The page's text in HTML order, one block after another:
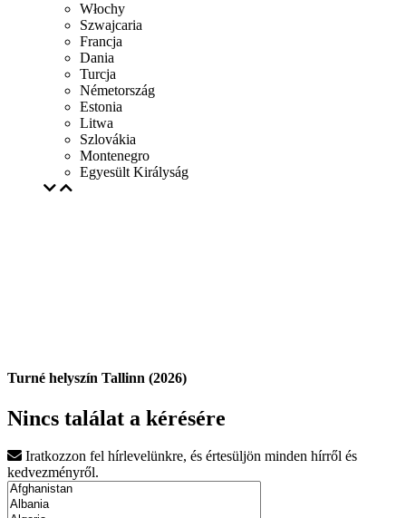
Włochy
Szwajcaria
Francja
Dania
Turcja
Németország
Estonia
Litwa
Szlovákia
Montenegro
Egyesült Királyság
Turné helyszín Tallinn (2026)
Nincs találat a kérésére
Iratkozzon fel hírlevelünkre, és értesüljön minden hírről és
kedvezményről.